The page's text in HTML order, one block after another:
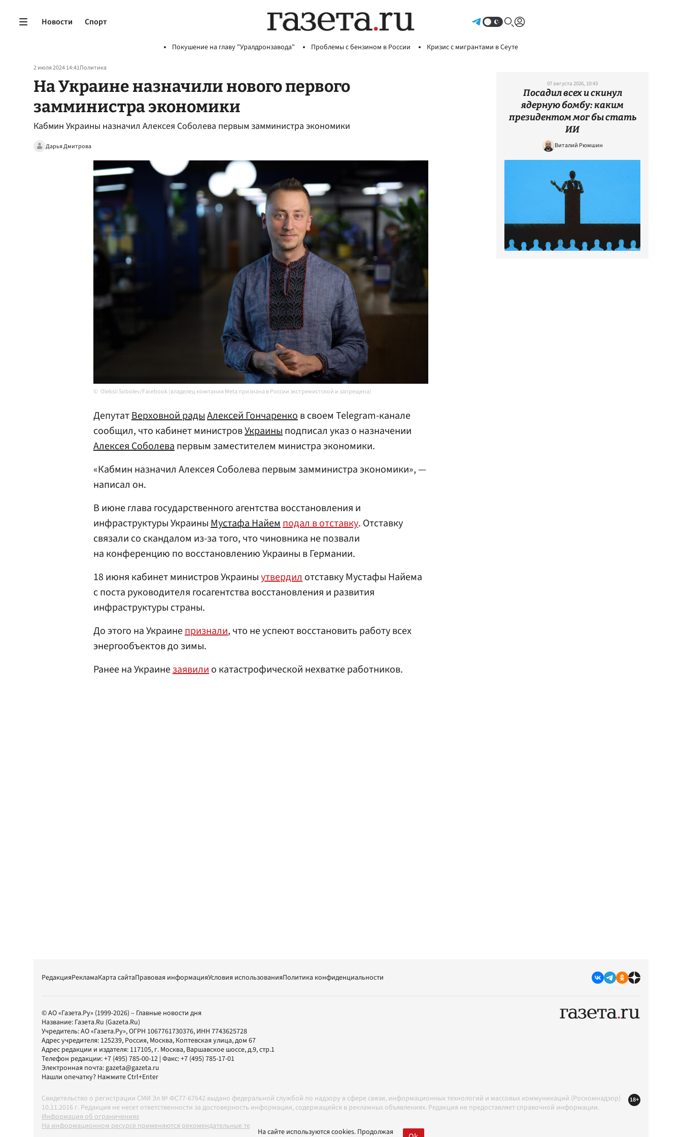
Новости Спорт
Покушение на главу "Уралдронзавода" Проблемы с бензином в России Кризис с мигрантами в Сеуте
2 июля 2024 14:41Политика
На Украине назначили нового первого
замминистра экономики
Кабмин Украины назначил Алексея Соболева первым замминистра экономики
Дарья Дмитрова
Oleksii Sobolev/Facebook (владелец компания Meta признана в России экстремистской и запрещена)
ДепутатВерховной радыАлексей Гончаренков своем Telegram-канале
сообщил, что кабинет министровУкраиныподписал указ о назначении
Алексея Соболевапервым заместителем министра экономики.
«Кабмин назначил Алексея Соболева первым замминистра экономики», —
написал он.
В июне глава государственного агентства восстановления и
инфраструктуры УкраиныМустафа Найемподал в отставку. Отставку
связали со скандалом из-за того, что чиновника не позвали
на конференцию по восстановлению Украины в Германии.
18 июня кабинет министров Украиныутвердилотставку Мустафы Найема
с поста руководителя госагентства восстановления и развития
инфраструктуры страны.
До этого на Украинепризнали, что не успеют восстановить работу всех
энергообъектов до зимы.
Ранее на Украинезаявилио катастрофической нехватке работников.
07 августа 2026, 10:43
Посадил всех и скинул
ядерную бомбу: каким
президентом мог бы стать
ИИ
Виталий Рюмшин
РедакцияРекламаКарта сайтаПравовая информацияУсловия использованияПолитика конфиденциальности
© АО «Газета.Ру» (1999-2026) – Главные новости дня
Название: Газета.Ru (Gazeta.Ru)
Учредитель:АО «Газета.Ру», ОГРН 1067761730376, ИНН 7743625728
Адрес учредителя: 125239, Россия, Москва, Коптевская улица, дом 67
Адрес редакции и издателя: 117105, г. Москва, Варшавское шоссе, д.9, стр.1
Телефон редакции:+7 (495) 785-00-12 | Факс:+7 (495) 785-17-01
Электронная почта:gazeta@gazeta.ru
Нашли опечатку? Нажмите Ctrl+Enter
Свидетельство о регистрации СМИ Эл № ФС77-67642 выдано федеральной службой по надзору в сфере связи, информационных технологий и массовых коммуникаций (Роскомнадзор)
10.11.2016 г. Редакция не несет ответственности за достоверность информации, содержащейся в рекламных объявлениях. Редакция не предоставляет справочной информации.
Информация об ограничениях
На информационном ресурсе применяются рекомендательные технологии в соответствии с Правилами
18+
На сайте используются cookies. Продолжая